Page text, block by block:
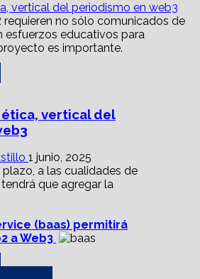
vertical del periodismo en web3
ética, vertical del
1 junio, 2025
a las cualidades de
que agregar la
(baas) permitirá
a Web3